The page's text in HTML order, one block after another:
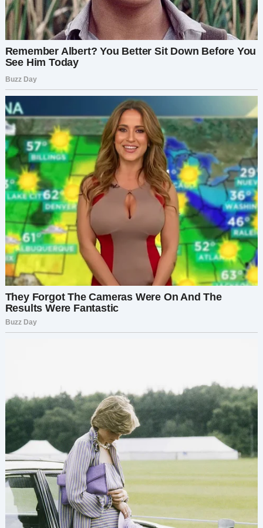
Это была такая потеря, от которой мир
становится пустым, как будто тебя лишили
жизненно важной части самого себя.
Следующие дни я провела, разбирая ее вещи,
вновь переживая воспоминания, пытаясь
осознать, что ее больше нет.
И вот раздался стук в дверь.
Я вытерла лицо, ожидая увидеть соседа или
старого друга бабушки.
Но когда открыла…
Мое тело застыло.
Передо мной стояла она.
Моя мать, как будто у нее было хоть какое-то
право быть здесь, спустя столько лет. Она не
выглядела ни раскаявшейся, ни опечаленной.
Она сразу перешла к делу.
Я моргнула, пытаясь осознать, что она вообще
говорит.
— …Что?
Она раздраженно вздохнула, будто это я была
тут неразумной.
— Его нужно продать, это очевидно. И деньги